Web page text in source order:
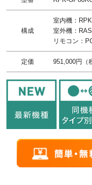
構成
室内機：
室外機：
リモコン：
定価 951,000円（